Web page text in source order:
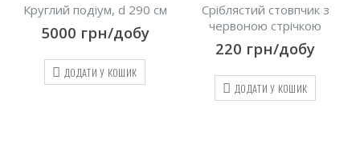
Круглий подіум, d 290 см
5000 грн/добу
ДОДАТИ У КОШИК
Сріблястий стовпчик з
червоною стрічкою
220 грн/добу
ДОДАТИ У КОШИК